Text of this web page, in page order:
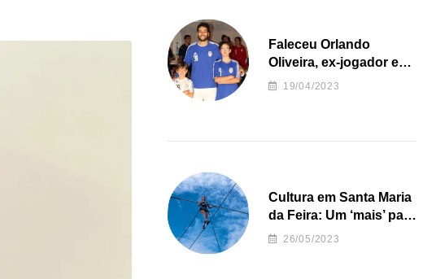
Faleceu Orlando
Oliveira, ex-jogador e
treinador da formação
19/04/2023
Cultura em Santa Maria
da Feira: Um ‘mais’ para
o Concelho
26/05/2023